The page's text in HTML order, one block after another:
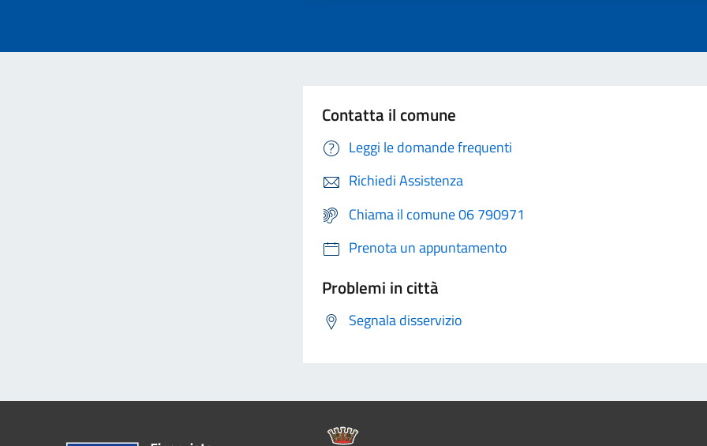
Contatta il comune
Leggi le domande frequenti
Richiedi Assistenza
Chiama il comune 06 790971
Prenota un appuntamento
Problemi in città
Segnala disservizio